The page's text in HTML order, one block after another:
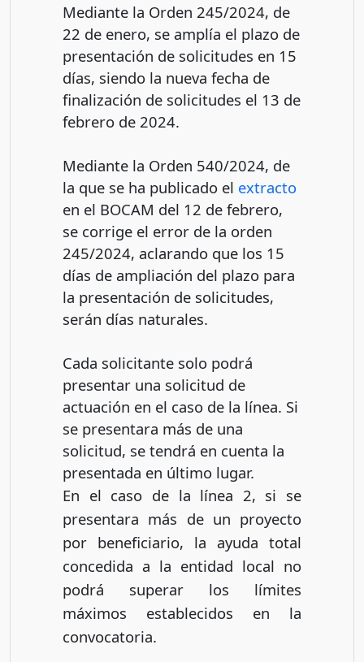
Mediante la Orden 245/2024, de
22 de enero, se amplía el plazo de
presentación de solicitudes en 15
días, siendo la nueva fecha de
finalización de solicitudes el 13 de
febrero de 2024.
Mediante la Orden 540/2024, de
la que se ha publicado el extracto
en el BOCAM del 12 de febrero,
se corrige el error de la orden
245/2024, aclarando que los 15
días de ampliación del plazo para
la presentación de solicitudes,
serán días naturales.
Cada solicitante solo podrá
presentar una solicitud de
actuación en el caso de la línea. Si
se presentara más de una
solicitud, se tendrá en cuenta la
presentada en último lugar.
En el caso de la línea 2, si se
presentara más de un proyecto
por beneficiario, la ayuda total
concedida a la entidad local no
podrá superar los límites
máximos establecidos en la
convocatoria.